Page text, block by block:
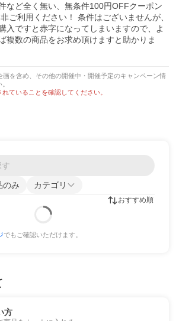
など全く無い、無条件100円OFFクーポン
ご利用ください！ 条件はございませんが、
入ですと赤字になってしまいますので、よ
複数の商品をお求め頂けますと助かりま
を含め、その他の開催中・開催予定のキャンペーン情
ていることを確認してください。
のみ カテゴリ
おすすめ順
でもご確認いただけます。
方